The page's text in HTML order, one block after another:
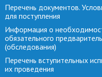
Перечень документов.
для поступления
Информация о
обязательного
(обследования)
Перечень вступительных
их проведения